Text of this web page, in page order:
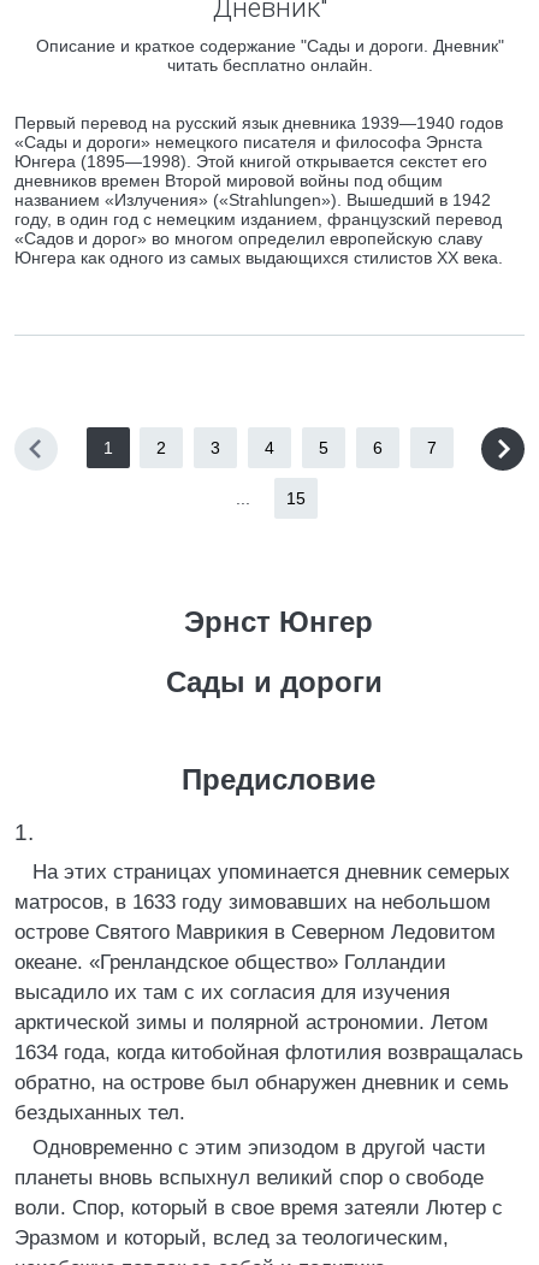
Дневник"
Описание и краткое содержание "Сады и дороги. Дневник"
читать бесплатно онлайн.
Первый перевод на русский язык дневника 1939—1940 годов
«Сады и дороги» немецкого писателя и философа Эрнста
Юнгера (1895—1998). Этой книгой открывается секстет его
дневников времен Второй мировой войны под общим
названием «Излучения» («Strahlungen»). Вышедший в 1942
году, в один год с немецким изданием, французский перевод
«Садов и дорог» во многом определил европейскую славу
Юнгера как одного из самых выдающихся стилистов XX века.
1 2 3 4 5 6 7
15
Эрнст Юнгер
Сады и дороги
Предисловие
1.
На этих страницах упоминается дневник семерых
матросов, в 1633 году зимовавших на небольшом
острове Святого Маврикия в Северном Ледовитом
океане. «Гренландское общество» Голландии
высадило их там с их согласия для изучения
арктической зимы и полярной астрономии. Летом
1634 года, когда китобойная флотилия возвращалась
обратно, на острове был обнаружен дневник и семь
бездыханных тел.
Одновременно с этим эпизодом в другой части
планеты вновь вспыхнул великий спор о свободе
воли. Спор, который в свое время затеяли Лютер с
Эразмом и который, вслед за теологическим,